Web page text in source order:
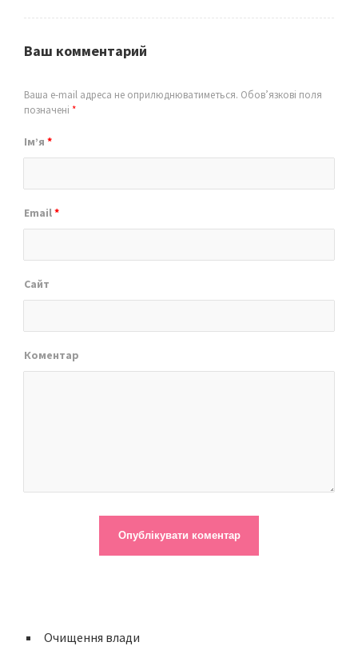
Ваш комментарий
Ваша e-mail адреса не оприлюднюватиметься. Обов’язкові поля
позначені *
Ім’я *
Email*
Сайт
Коментар
Очищення влади